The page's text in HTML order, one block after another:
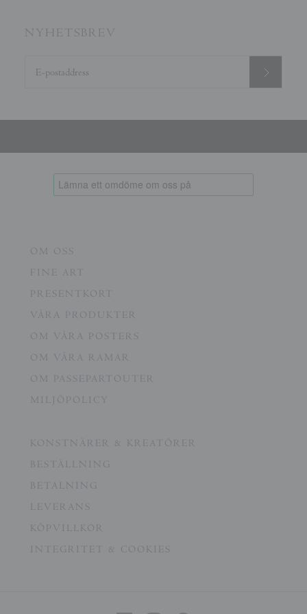
NYHETSBREV
OM OSS
FINE ART
PRESENTKORT
VÅRA PRODUKTER
OM VÅRA POSTERS
OM VÅRA RAMAR
OM PASSEPARTOUTER
MILJÖPOLICY
KONSTNÄRER & KREATÖRER
BESTÄLLNING
BETALNING
LEVERANS
KÖPVILLKOR
INTEGRITET & COOKIES